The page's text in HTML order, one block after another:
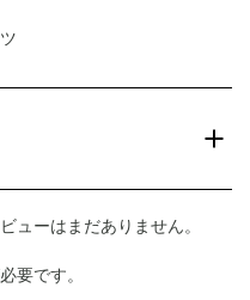
ューはまだありません。
要です。